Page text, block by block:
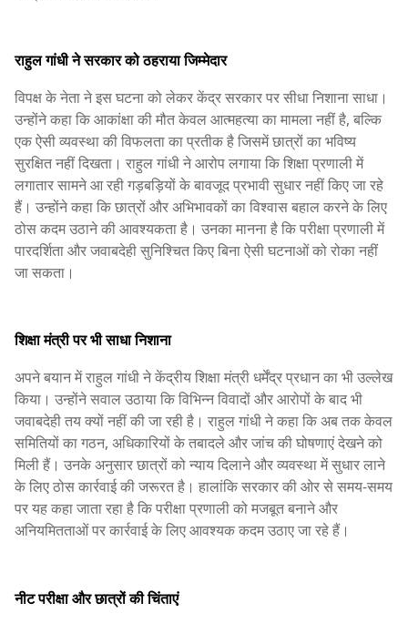
राहुल गांधी ने सरकार को ठहराया जिम्मेदार
विपक्ष के नेता ने इस घटना को लेकर केंद्र सरकार पर सीधा निशाना साधा।
उन्होंने कहा कि आकांक्षा की मौत केवल आत्महत्या का मामला नहीं है, बल्कि
एक ऐसी व्यवस्था की विफलता का प्रतीक है जिसमें छात्रों का भविष्य
सुरक्षित नहीं दिखता। राहुल गांधी ने आरोप लगाया कि शिक्षा प्रणाली में
लगातार सामने आ रही गड़बड़ियों के बावजूद प्रभावी सुधार नहीं किए जा रहे
हैं। उन्होंने कहा कि छात्रों और अभिभावकों का विश्वास बहाल करने के लिए
ठोस कदम उठाने की आवश्यकता है। उनका मानना है कि परीक्षा प्रणाली में
पारदर्शिता और जवाबदेही सुनिश्चित किए बिना ऐसी घटनाओं को रोका नहीं
जा सकता।
शिक्षा मंत्री पर भी साधा निशाना
अपने बयान में राहुल गांधी ने केंद्रीय शिक्षा मंत्री धर्मेंद्र प्रधान का भी उल्लेख
किया। उन्होंने सवाल उठाया कि विभिन्न विवादों और आरोपों के बाद भी
जवाबदेही तय क्यों नहीं की जा रही है। राहुल गांधी ने कहा कि अब तक केवल
समितियों का गठन, अधिकारियों के तबादले और जांच की घोषणाएं देखने को
मिली हैं। उनके अनुसार छात्रों को न्याय दिलाने और व्यवस्था में सुधार लाने
के लिए ठोस कार्रवाई की जरूरत है। हालांकि सरकार की ओर से समय-समय
पर यह कहा जाता रहा है कि परीक्षा प्रणाली को मजबूत बनाने और
अनियमितताओं पर कार्रवाई के लिए आवश्यक कदम उठाए जा रहे हैं।
नीट परीक्षा और छात्रों की चिंताएं